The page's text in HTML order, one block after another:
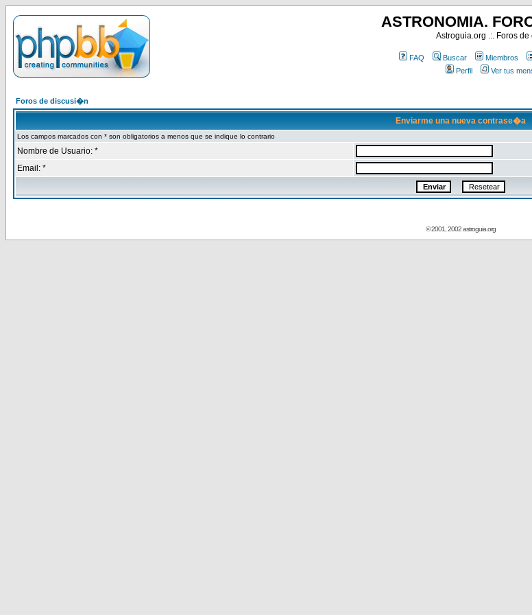
ASTRONOMIA.
Astroguia.org .:. Foros
FAQ Buscar Miembros
Perfil
Ver tus
Foros de discusi�n
Enviarme una nueva contrase�a
Los campos marcados con * son obligatorios a menos que se indique lo contrario
Nombre de Usuario: *
Email: *
© 2001, 2002 astroguia.org